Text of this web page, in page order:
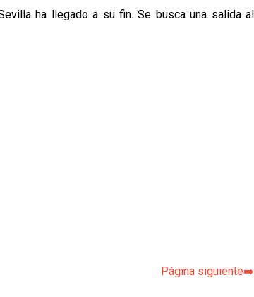
ha llegado a su fin. Se busca una salida al
Página siguiente➡️